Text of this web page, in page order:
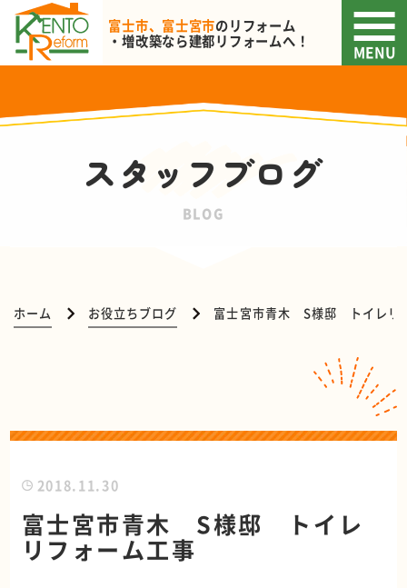
富士市、富士宮市のリフォーム
・増改築なら建都リフォームへ！
MENU
スタッフブログ
BLOG
ホーム お役立ちブログ 富士宮市青木 S様邸 トイレリ
2018.11.30
富士宮市青木 S様邸 トイレ
リフォーム工事